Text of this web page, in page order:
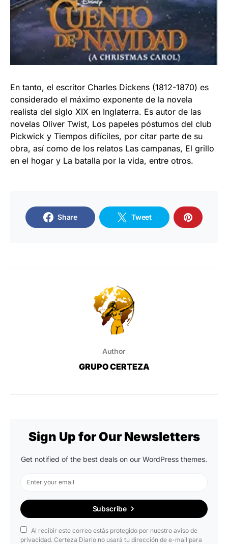
En tanto, el escritor Charles Dickens (1812-1870) es
considerado el máximo exponente de la novela
realista del siglo XIX en Inglaterra. Es autor de las
novelas Oliver Twist, Los papeles póstumos del club
Pickwick y Tiempos difíciles, por citar parte de su
obra, así como de los relatos Las campanas, El grillo
en el hogar y La batalla por la vida, entre otros.
Share Tweet
Author
GRUPO CERTEZA
Sign Up for Our Newsletters
Get notified of the best deals on our WordPress themes.
Subscribe
Al recibir este correo estás protegido por nuestro aviso de
privacidad. Certeza Diario no usará tu dirección de e-mail para